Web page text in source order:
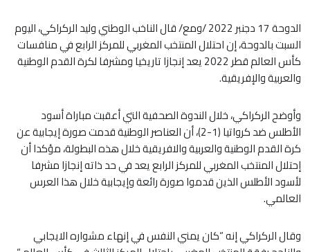
الدوحة 17 دجنبر 2022 /ومع/ قال الناخب الوطني وليد الركراكي، اليوم
السبت بالدوحة، إن احتلال المنتخب المغربي للمركز الرابع في منافسات
كأس العالم قطر 2022 يعد إنجازا تاريخيا ومشرفا لكرة القدم الوطنية
والعربية والإفريقية.
وأوضح الركراكي، خلال الندوة الصحفية التي أعقبت مباراة أسود
الأطلس ضد كرواتيا (1-2)، أن العناصر الوطنية قدمت صورة إيجابية عن
كرة القدم الوطنية والعربية والافريقية خلال هذه البطولة، مؤكدا أن
إحتلال المنتخب المغربي للمركز الرابع يعد في حد ذاته إنجازا مشرفا
لأسود الأطلس الذين قدموا صورة رائعة وإيجابية خلال هذا العرس
العالمي.
وقال الركراكي إنه “كان يمني النفس في إنهاء مشواره الايجابي